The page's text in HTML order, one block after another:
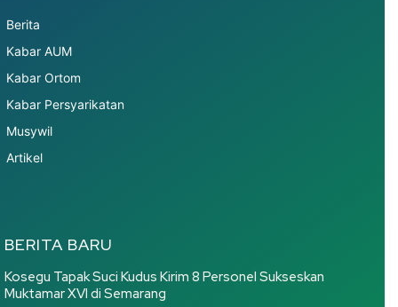
Berita
Kabar AUM
Kabar Ortom
Kabar Persyarikatan
Musywil
Artikel
BERITA BARU
Kosegu Tapak Suci Kudus Kirim 8 Personel Sukseskan
Muktamar XVI di Semarang